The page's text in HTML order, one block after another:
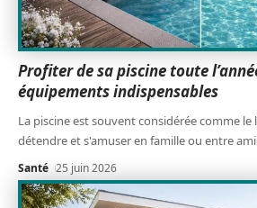
Profiter de sa piscine toute
équipements indispensables
La piscine est souvent considérée comme le
détendre et s'amuser en famille ou entre
Santé 25 juin 2026